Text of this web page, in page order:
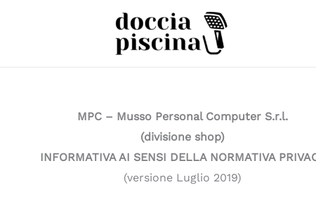
MPC – Musso Personal Computer S.r.l.
(divisione shop)
INFORMATIVA AI SENSI DELLA NORMATIVA
(versione Luglio 2019)